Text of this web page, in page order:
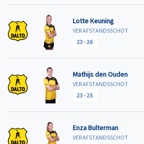
Lotte Keuning
VER AFSTANDSSCHOT
23-26
Mathijs den Ouden
VER AFSTANDSSCHOT
23-25
Enza Bulterman
VER AFSTANDSSCHOT